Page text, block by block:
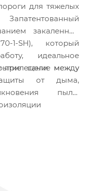
для тяжелых
закаленных
1-SH), который
идеальное
прилегание между
щели между
от дыма,
пыли,